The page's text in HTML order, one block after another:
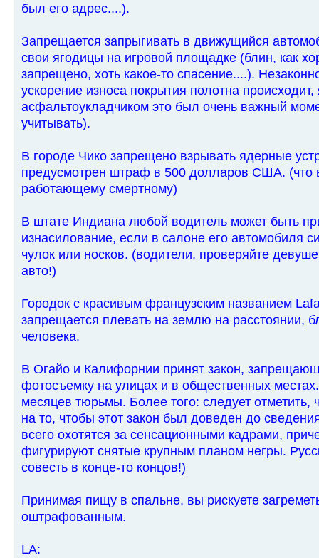
был его адрес....).
Запрещается запрыгивать в движущийся
свои ягодицы на игровой площадке (блин, как
запрещено, хоть какое-то спасение....).
ускорение износа покрытия полотна происходит,
асфальтоукладчиком это был очень важный
учитывать).
В городе Чико запрещено взрывать ядерные
предусмотрен штраф в 500 долларов США. (что
работающему смертному)
В штате Индиана любой водитель может быть
изнасилование, если в салоне его автомобиля
чулок или носков. (водители, проверяйте
авто!)
Городок с красивым французским названием
запрещается плевать на землю на расстоянии,
человека.
В Огайо и Калифорнии принят закон,
фотосъемку на улицах и в общественных
месяцев тюрьмы. Более того: следует отметить,
на то, чтобы этот закон был доведен до
всего охотятся за сенсационными кадрами,
фигурируют снятые крупным планом негры.
совесть в конце-то концов!)
Принимая пищу в спальне, вы рискуете
оштрафованным.
LA: